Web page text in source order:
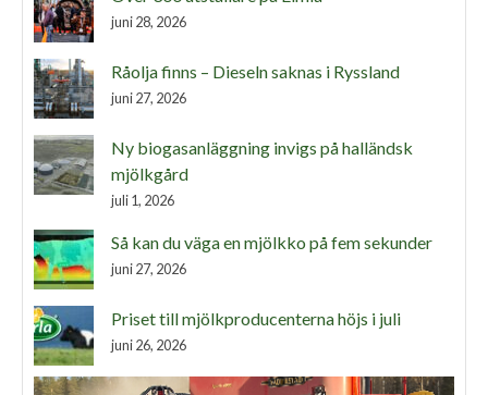
juni 28, 2026
Råolja finns – Dieseln saknas i Ryssland
juni 27, 2026
Ny biogasanläggning invigs på halländsk
mjölkgård
juli 1, 2026
Så kan du väga en mjölkko på fem sekunder
juni 27, 2026
Priset till mjölkproducenterna höjs i juli
juni 26, 2026